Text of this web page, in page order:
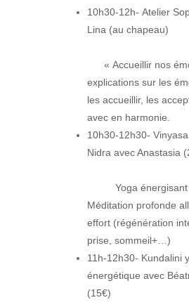
10h30-12h- Atelier
Lina (au
« Accueillir nos
explications sur les
les accueillir, les
avec en harmonie.
10h30-12h30-
Nidra avec
Yoga énergisant
Méditation profonde
effort (régénération
prise, sommeil+…)
11h-12h30- Kundalini
énergétique avec